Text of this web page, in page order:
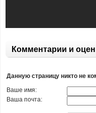
Комментарии и
Данную страницу никто не
Ваше имя:
Ваша почта: